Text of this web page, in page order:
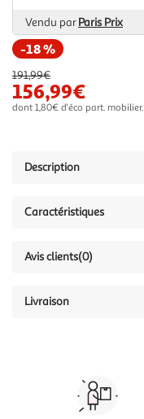
Vendu parParis Prix
-18 %
191,99€
156,99€
dont 1,80€ d'éco part. mobilier.
Description
Caractéristiques
Avis clients(0)
Livraison